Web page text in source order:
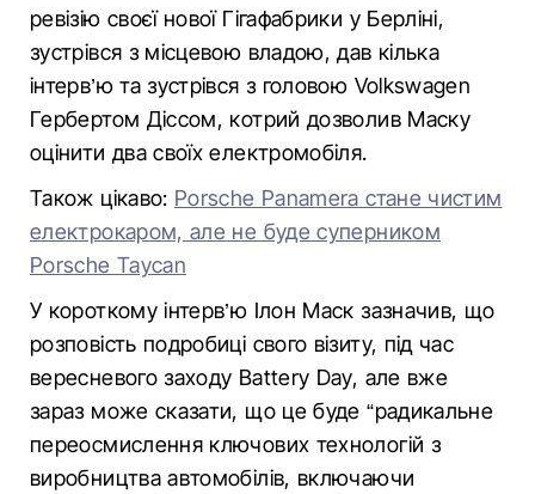
ревізію своєї нової Гігафабрики у Берліні,
зустрівся з місцевою владою, дав кілька
інтерв’ю та зустрівся з головою Volkswagen
Гербертом Діссом, котрий дозволив Маску
оцінити два своїх електромобіля.
Також цікаво: Porsche Panamera стане чистим
електрокаром, але не буде суперником
Porsche Taycan
У короткому інтерв’ю Ілон Маск зазначив, що
розповість подробиці свого візиту, під час
вересневого заходу Battery Day, але вже
зараз може сказати, що це буде “радикальне
переосмислення ключових технологій з
виробництва автомобілів, включаючи